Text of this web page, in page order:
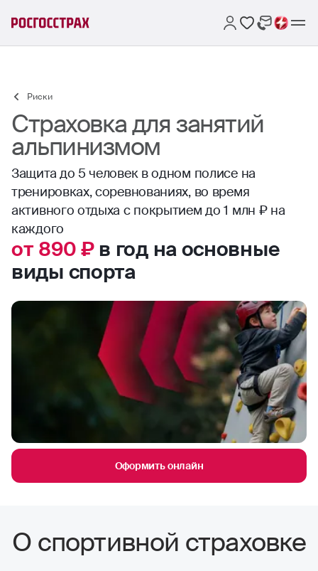
Риски
Страховка для занятий
альпинизмом
Защита до 5 человек в одном полисе на
тренировках, соревнованиях, во время
активного отдыха с покрытием до 1 млн ₽ на
каждого
от 890 ₽в год на основные
виды спорта
Оформить онлайн
О спортивной страховке